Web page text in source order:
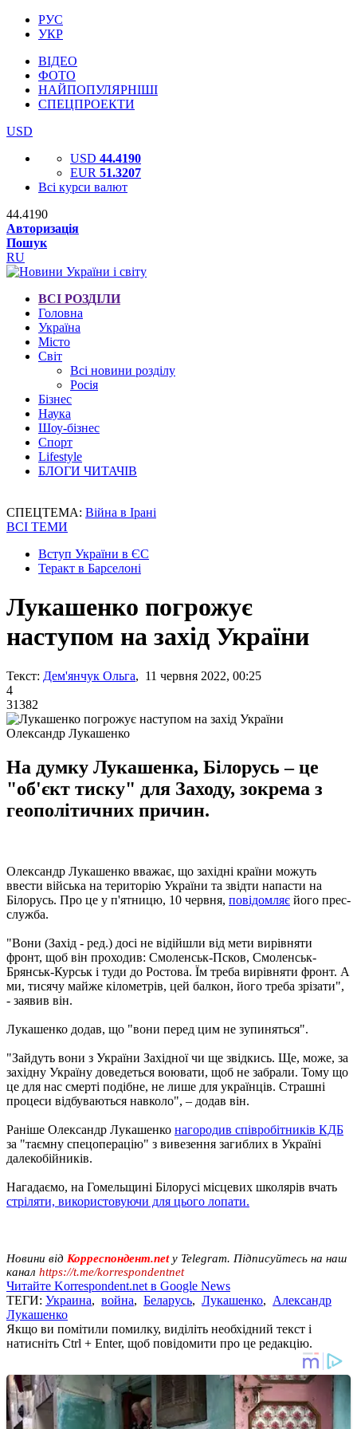
РУС
УКР
ВІДЕО
ФОТО
НАЙПОПУЛЯРНІШІ
СПЕЦПРОЕКТИ
USD
USD 44.4190
EUR 51.3207
Всі курси валют
44.4190
Авторизація
Пошук
RU
ВСІ РОЗДІЛИ
Головна
Україна
Місто
Світ
Всі новини розділу
Росія
Бізнес
Наука
Шоу-бізнес
Спорт
Lifestyle
БЛОГИ ЧИТАЧІВ
СПЕЦТЕМА: Війна в Ірані
ВСІ ТЕМИ
Вступ України в ЄС
Теракт в Барселоні
Лукашенко погрожує
наступом на захід України
Текст: Дем'янчук Ольга, 11 червня 2022, 00:25
4
31382
Олександр Лукашенко
На думку Лукашенка, Білорусь – це
"об'єкт тиску" для Заходу, зокрема з
геополітичних причин.
Олександр Лукашенко вважає, що західні країни можуть
ввести війська на територію України та звідти напасти на
Білорусь. Про це у п'ятницю, 10 червня, повідомляє його прес-
служба.
"Вони (Захід - ред.) досі не відійшли від мети вирівняти
фронт, щоб він проходив: Смоленськ-Псков, Смоленськ-
Брянськ-Курськ і туди до Ростова. Їм треба вирівняти фронт. А
ми, тисячу майже кілометрів, цей балкон, його треба зрізати",
- заявив він.
Лукашенко додав, що "вони перед цим не зупиняться".
"Зайдуть вони з України Західної чи ще звідкись. Ще, може, за
західну Україну доведеться воювати, щоб не забрали. Тому що
це для нас смерті подібне, не лише для українців. Страшні
процеси відбуваються навколо", – додав він.
Раніше Олександр Лукашенко нагородив співробітників КДБ
за "таємну спецоперацію" з вивезення загиблих в Україні
далекобійників.
Нагадаємо, на Гомельщині Білорусі місцевих школярів вчать
стріляти, використовуючи для цього лопати.
Новини від Корреспондент.netу Telegram. Підписуйтесь на наш
канал https://t.me/korrespondentnet
Читайте Korrespondent.net в Google News
ТЕГИ: Украина, война, Беларусь, Лукашенко, Александр
Лукашенко
Якщо ви помітили помилку, виділіть необхідний текст і
натисніть Ctrl + Enter, щоб повідомити про це редакцію.